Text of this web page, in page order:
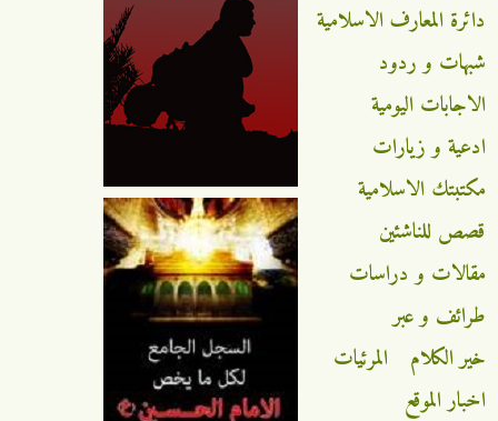
دائرة المعارف الاسلامية
شبهات و ردود
الاجابات اليومية
ادعية و زيارات
مكتبتك الاسلامية
قصص للناشئين
مقالات و دراسات
طرائف و عبر
خير الكلام
المرئيات
اخبار الموقع